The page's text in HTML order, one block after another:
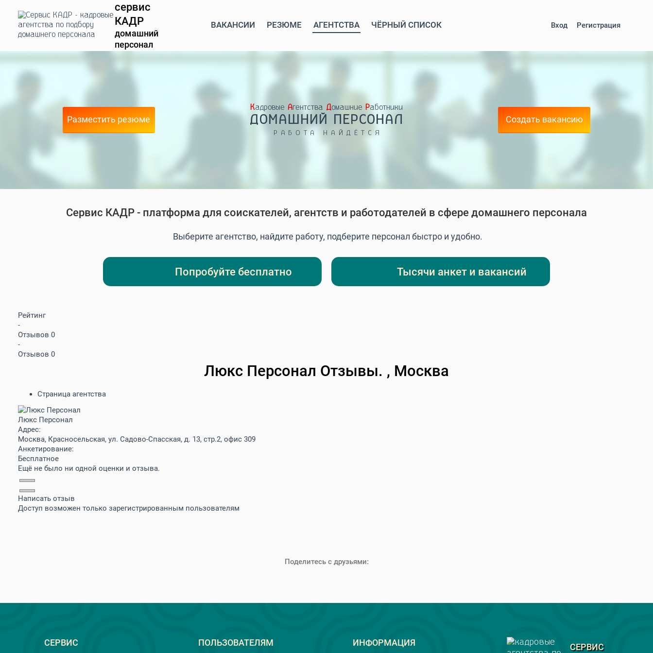
сервис
КАДР
домашний
персонал
ВАКАНСИИ РЕЗЮМЕ АГЕНТСТВА ЧЁРНЫЙ СПИСОК Вход Регистрация
Разместить резюме
Кадровые Агентства Домашние Работники
ДОМАШНИЙ ПЕРСОНАЛ
РАБОТА НАЙДЁТСЯ
Создать вакансию
Сервис КАДР - платформа для соискателей, агентств и работодателей в сфере домашнего персонала
Выберите агентство, найдите работу, подберите персонал быстро и удобно.
Попробуйте бесплатно Тысячи анкет и вакансий
Рейтинг
-
Отзывов 0
-
Отзывов 0
Люкс Персонал Отзывы. , Москва
Страница агентства
Люкс Персонал
Адрес:
Москва, Красносельская, ул. Садово-Спасская, д. 13, стр.2, офис 309
Анкетирование:
Бесплатное
Ещё не было ни одной оценки и отзыва.
Написать отзыв
Доступ возможен только зарегистрированным пользователям
Поделитесь с друзьями:
СЕРВИС ПОЛЬЗОВАТЕЛЯМ ИНФОРМАЦИЯ СЕРВИС